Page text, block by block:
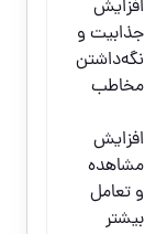
افزایش
جذابیت و
نگه‌داشتن
مخاطب
افزایش
مشاهده
و تعامل
بیشتر